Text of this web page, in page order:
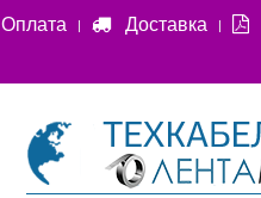
Оплата Доставка